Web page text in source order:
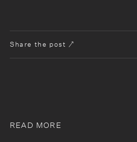
Share the post
READ MORE